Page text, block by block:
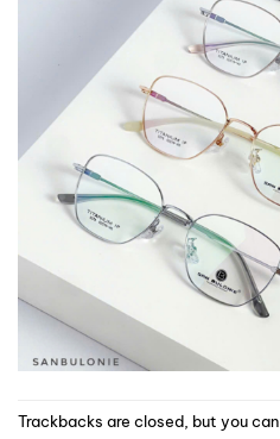
Trackbacks are closed, but you can